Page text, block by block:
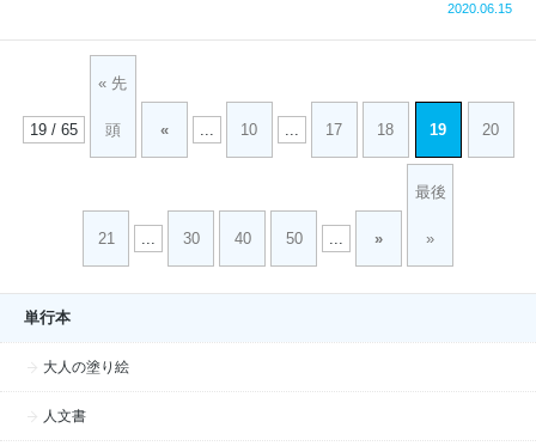
2020.06.15
19 / 65
« 先
頭 « ... 10 ... 17 18 19 20
21 ... 30 40 50 ... »
最後
»
単行本
大人の塗り絵
人文書